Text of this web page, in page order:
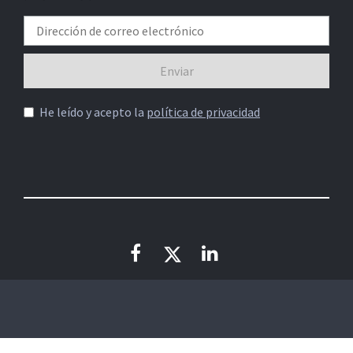
He leído y acepto la política de privacidad